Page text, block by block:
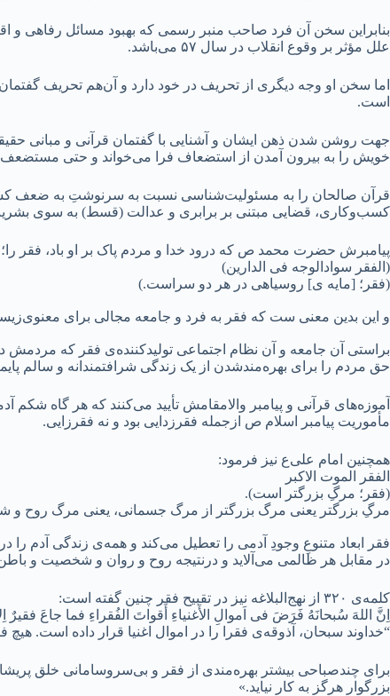
بنابراین سخن آن فرد صاحب منبر رسمی که بهبود مسائل رفاهی و
علل مؤثر بر وقوع انقلاب در سال ۵۷ می‌باشد.
اما سخن او وجه دیگری از تحریف در خود دارد و آن‌هم تحریف
است.
جهت روشن شدن ذهن ایشان و آشنایی با گفتمان قرآنی و مبانی
خویش را به بیرون آمدن از استضعاف فرا می‌خواند و حتی مستضعف‌
قرآن صالحان را به مسئولیت‌شناسی نسبت به سرنوشتِ به ضعف
کسب‌وکاری، قضایی مبتنی بر برابری و عدالت (قسط) به سوی
پیامبرش حضرت محمد ص که درود خدا و مردم پاک بر او باد، فقر
(الفقر سوادالوجه فی الدارین)
(فقر؛ [مایه ی] روسیاهی در هر دو سراست.)
و این بدین معنی ست که فقر به فرد و جامعه مجالی برای
براستی آن جامعه و آن نظام اجتماعی تولیدکننده‌ی فقر که
حق مردم را برای بهره‌مندشدن از یک زندگی شرافتمندانه و سالم
آموزه‌های قرآنی و پیامبر والامقامش تأیید می‌کنند که هر گاه
مأموریت پیامبر اسلام ص ازجمله فقرزدایی بود و نه فقرزایی.
همچنین امام علی‌ع نیز فرمود:
الفقر الموت الاکبر
(فقر؛ مرگِ بزرگتر است).
مرگِ بزرگتر یعنی مرگ بزرگتر از مرگ جسمانی، یعنی مرگ روح و
فقر ابعاد متنوعِ وجودِ آدمی را تعطیل می‌کند و همه‌ی زندگی آدم
در مقابل هر ظالمی می‌آلاید و درنتیجه روح و روان و شخصیت و
کلمه‌ی ۳۲۰ از نهج‌البلاغه نیز در تقبیح فقر چنین گفته است:
اِنَّ اللهَ سُبحانَهُ فَرَضَ فی‌ اَموالِ الأَغنیاءِ أَقواتَ الفُقراءِ فما جاعَ فقیرٌ
“خداوند سبحان، آذوقه‌ی فقرا را در اموال اغنیا قرار داده است.
برای چندصباحی بیشتر بهره‌مندی از فقر و بی‌سروسامانی خلق
بزرگوار هرگز به کار نیاید.»